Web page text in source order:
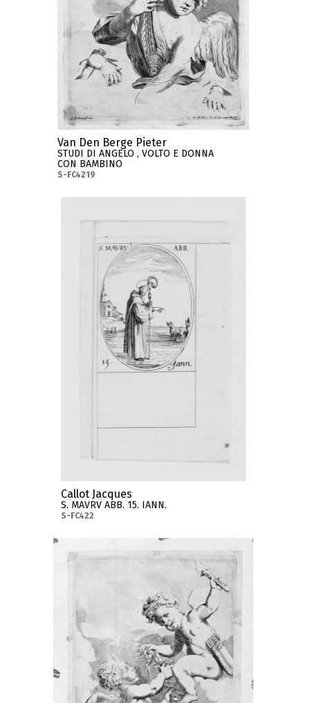
Van Den Berge Pieter
STUDI DI ANGELO , VOLTO E DONNA
CON BAMBINO
S-FC4219
Callot Jacques
S. MAVRV ABB. 15. IANN.
S-FC422